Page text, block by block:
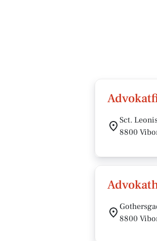
Sct.
8800
8800